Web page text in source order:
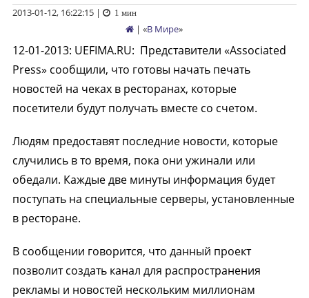
2013-01-12, 16:22:15| 1 мин
| «В Мире»
12-01-2013: UEFIMA.RU: Представители «Associated
Press» сообщили, что готовы начать печать
новостей на чеках в ресторанах, которые
посетители будут получать вместе со счетом.
Людям предоставят последние новости, которые
случились в то время, пока они ужинали или
обедали. Каждые две минуты информация будет
поступать на специальные серверы, установленные
в ресторане.
В сообщении говорится, что данный проект
позволит создать канал для распространения
рекламы и новостей нескольким миллионам